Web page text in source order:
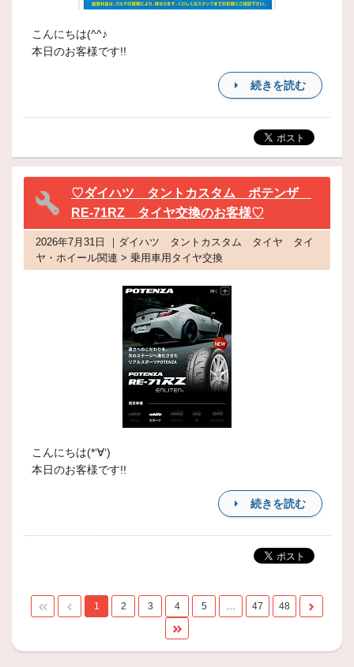
こんにちは(^^♪
本日のお客様です!!
続きを読む
♡ダイハツ タントカスタム ポテンザ
RE-71RZ タイヤ交換のお客様♡
2026年7月31日 ｜ダイハツ タントカスタム タイヤ タイ
ヤ・ホイール関連 > 乗用車用タイヤ交換
こんにちは(*‘∀‘)
本日のお客様です!!
続きを読む
1 2 3 4 5 … 47 48